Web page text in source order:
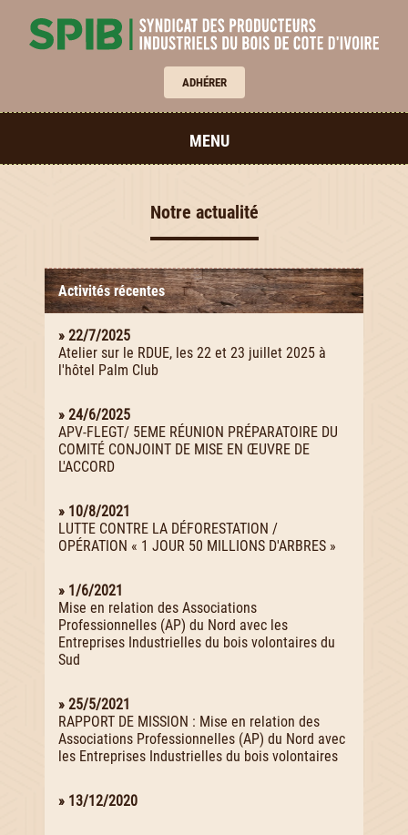
ADHÉRER
MENU
Notre actualité
Activités récentes
» 22/7/2025
Atelier sur le RDUE, les 22 et 23 juillet 2025 à
l'hôtel Palm Club
» 24/6/2025
APV-FLEGT/ 5EME RÉUNION PRÉPARATOIRE DU
COMITÉ CONJOINT DE MISE EN ŒUVRE DE
L'ACCORD
» 10/8/2021
LUTTE CONTRE LA DÉFORESTATION /
OPÉRATION « 1 JOUR 50 MILLIONS D'ARBRES »
» 1/6/2021
Mise en relation des Associations
Professionnelles (AP) du Nord avec les
Entreprises Industrielles du bois volontaires du
Sud
» 25/5/2021
RAPPORT DE MISSION : Mise en relation des
Associations Professionnelles (AP) du Nord avec
les Entreprises Industrielles du bois volontaires
» 13/12/2020